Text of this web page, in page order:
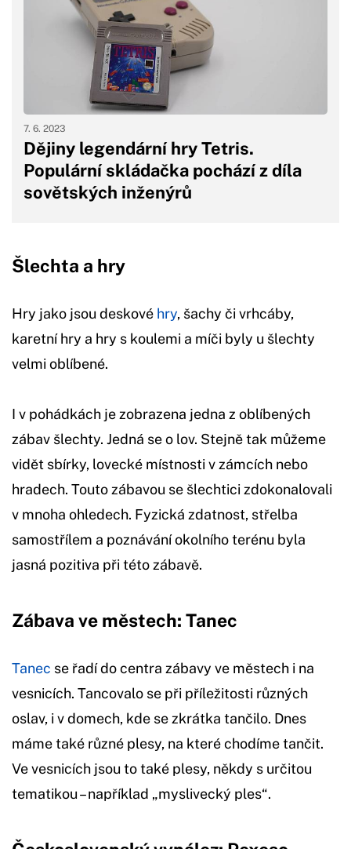
Dějiny legendární hry Tetris.
Populární skládačka pochází z díla
sovětských inženýrů
7. 6. 2023
Šlechta a hry
Hry jako jsou deskové hry, šachy či vrhcáby,
karetní hry a hry s koulemi a míči byly u šlechty
velmi oblíbené.
I v pohádkách je zobrazena jedna z oblíbených
zábav šlechty. Jedná se o lov. Stejně tak můžeme
vidět sbírky, lovecké místnosti v zámcích nebo
hradech. Touto zábavou se šlechtici zdokonalovali
v mnoha ohledech. Fyzická zdatnost, střelba
samostřílem a poznávání okolního terénu byla
jasná pozitiva při této zábavě.
Zábava ve městech: Tanec
Tanec se řadí do centra zábavy ve městech i na
vesnicích. Tancovalo se při příležitosti různých
oslav, i v domech, kde se zkrátka tančilo. Dnes
máme také různé plesy, na které chodíme tančit.
Ve vesnicích jsou to také plesy, někdy s určitou
tematikou – například „myslivecký ples“.